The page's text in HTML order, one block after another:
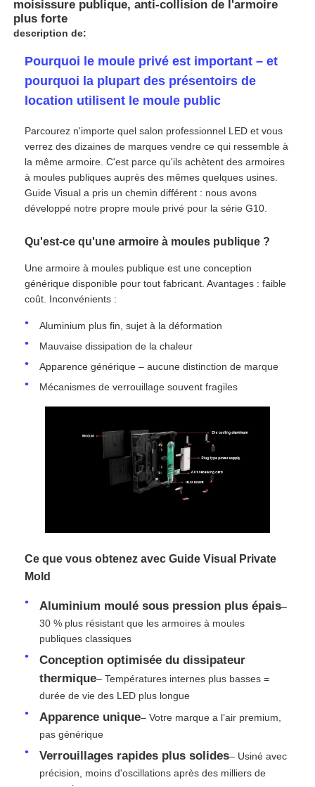
Accueil
Produits
Vidéos
Spectacle de réalité virtuelle
À propos de nous
Visite de l'usine
Contrôle de qualité
Nous contacter
Affichage de mur vidéo LED
écran d'affichage LED
Écran du concert LED
Location d'écrans à LED
Mur vidéo LED COB
Affichage LED transparent
moisissure publique, anti-collision de l'armoire
plus forte
description de:
Pourquoi le moule privé est important – et
pourquoi la plupart des présentoirs de
location utilisent le moule public
Parcourez n'importe quel salon professionnel LED et vous
verrez des dizaines de marques vendre ce qui ressemble à
la même armoire. C'est parce qu'ils achètent des armoires
à moules publiques auprès des mêmes quelques usines.
Guide Visual a pris un chemin différent : nous avons
développé notre propre moule privé pour la série G10.
Qu'est-ce qu'une armoire à moules publique ?
Une armoire à moules publique est une conception
générique disponible pour tout fabricant. Avantages : faible
coût. Inconvénients :
Aluminium plus fin, sujet à la déformation
Mauvaise dissipation de la chaleur
Apparence générique – aucune distinction de marque
Mécanismes de verrouillage souvent fragiles
Ce que vous obtenez avec Guide Visual Private
Mold
Aluminium moulé sous pression plus épais–
30 % plus résistant que les armoires à moules
publiques classiques
Conception optimisée du dissipateur
thermique– Températures internes plus basses =
durée de vie des LED plus longue
Apparence unique– Votre marque a l’air premium,
pas générique
Verrouillages rapides plus solides– Usiné avec
précision, moins d'oscillations après des milliers de